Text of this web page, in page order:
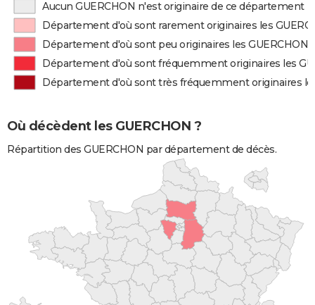
Aucun GUERCHON n'est originaire de ce département
Département d'où sont rarement originaires les
Département d'où sont peu originaires les GUERCHON
Département d'où sont fréquemment originaires les
Département d'où sont très fréquemment originaires
Où décèdent les GUERCHON ?
Répartition des GUERCHON par département de décès.